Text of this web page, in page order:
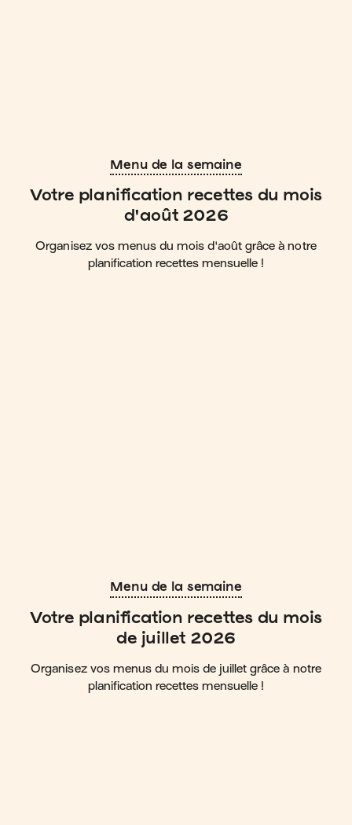
Menu de la semaine
Votre planification recettes du mois
d'août 2026
Organisez vos menus du mois d'août grâce à notre
planification recettes mensuelle !
Menu de la semaine
Votre planification recettes du mois
de juillet 2026
Organisez vos menus du mois de juillet grâce à notre
planification recettes mensuelle !